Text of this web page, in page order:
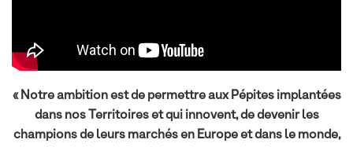
« Notre ambition est de permettre aux Pépites implantées
dans nos Territoires et qui innovent, de devenir les
champions de leurs marchés en Europe et dans le monde,